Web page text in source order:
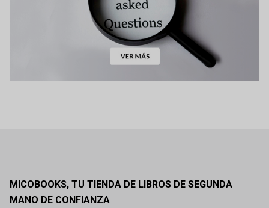
MICOBOOKS, TU TIENDA DE LIBROS DE SEGUNDA
MANO DE CONFIANZA